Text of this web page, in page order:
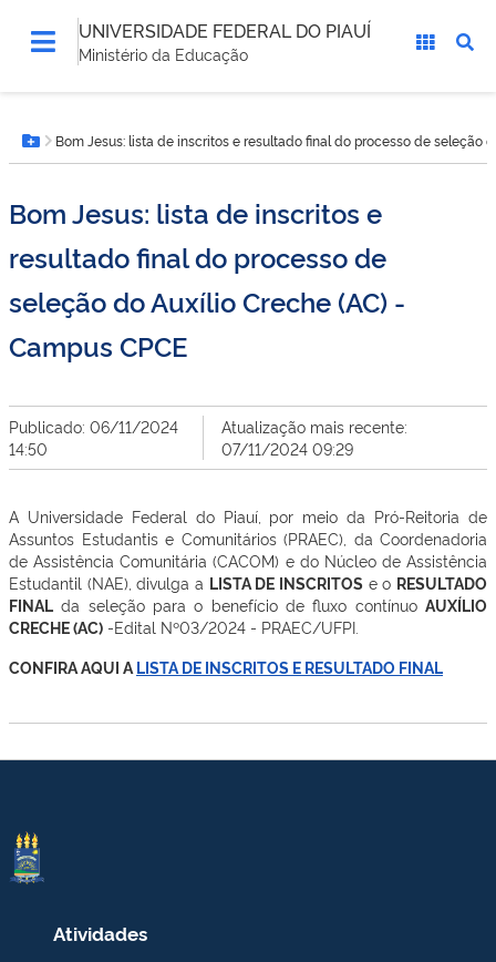
UNIVERSIDADE FEDERAL DO PIAUÍ
Ministério da Educação
está
aqui:Botão Menu
Bom Jesus: lista de inscritos e resultado final do processo de seleção
Bom Jesus: lista de inscritos e
resultado final do processo de
seleção do Auxílio Creche (AC) -
Campus CPCE
Publicado: 06/11/2024
14:50
Atualização mais recente:
07/11/2024 09:29
A Universidade Federal do Piauí, por meio da Pró-Reitoria de
Assuntos Estudantis e Comunitários (PRAEC), da Coordenadoria
de Assistência Comunitária (CACOM) e do Núcleo de Assistência
Estudantil (NAE), divulga a LISTA DE INSCRITOS e o RESULTADO
FINAL da seleção para o benefício de fluxo contínuo AUXÍLIO
CRECHE (AC) -Edital Nº03/2024 - PRAEC/UFPI.
CONFIRA AQUI A LISTA DE INSCRITOS E RESULTADO FINAL
Atividades